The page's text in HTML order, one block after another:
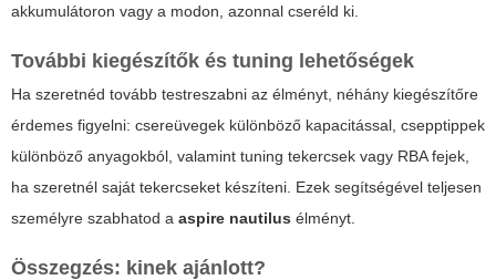
akkumulátoron vagy a modon, azonnal cseréld ki.
További kiegészítők és tuning lehetőségek
Ha szeretnéd tovább testreszabni az élményt, néhány kiegészítőre
érdemes figyelni: csereüvegek különböző kapacitással, csepptippek
különböző anyagokból, valamint tuning tekercsek vagy RBA fejek,
ha szeretnél saját tekercseket készíteni. Ezek segítségével teljesen
személyre szabhatod a aspire nautilus élményt.
Összegzés: kinek ajánlott?